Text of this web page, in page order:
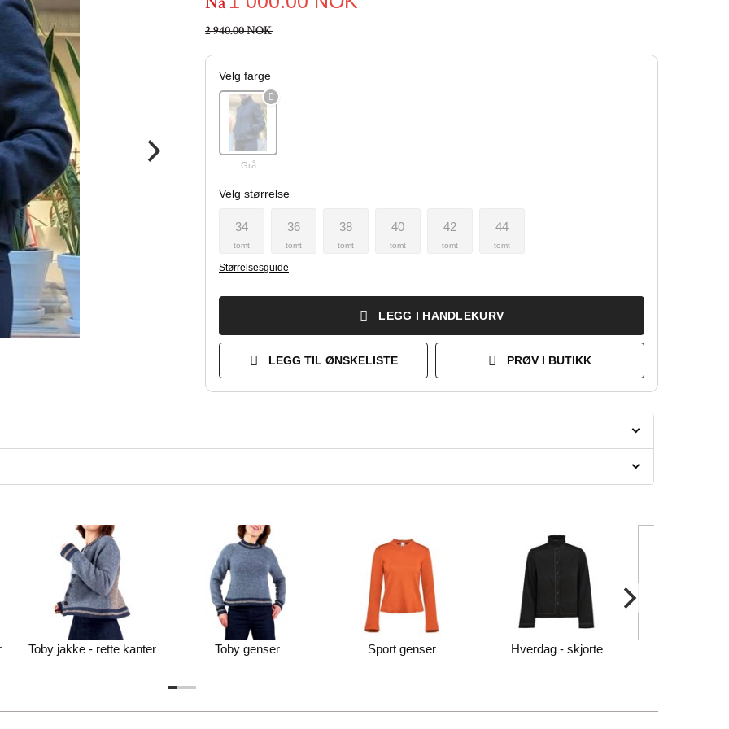
Nå
2 940.00 NOK
Velg farge
Grå
Velg størrelse
34
tomt
36
tomt
38
tomt
40
tomt
42
tomt
44
tomt
Størrelsesguide
LEGG I HANDLEKURV
LEGG TIL ØNSKELISTE PRØV I BUTIKK
Toby jakke - rette kanter Toby genser Sport genser Hverdag - skjorte